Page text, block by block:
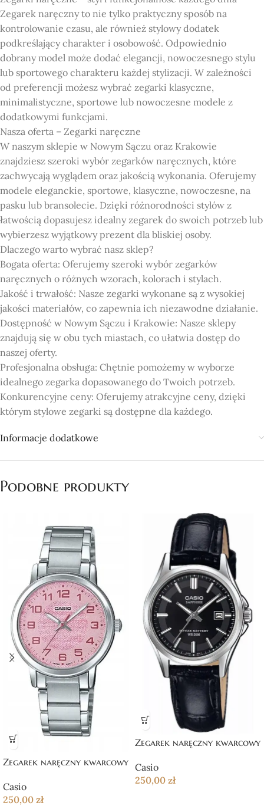
Zegarek naręczny to nie tylko praktyczny sposób na
kontrolowanie czasu, ale również stylowy dodatek
podkreślający charakter i osobowość. Odpowiednio
dobrany model może dodać elegancji, nowoczesnego stylu
lub sportowego charakteru każdej stylizacji. W zależności
od preferencji możesz wybrać zegarki klasyczne,
minimalistyczne, sportowe lub nowoczesne modele z
dodatkowymi funkcjami.
Nasza oferta – Zegarki naręczne
W naszym sklepie w Nowym Sączu oraz Krakowie
znajdziesz szeroki wybór zegarków naręcznych, które
zachwycają wyglądem oraz jakością wykonania. Oferujemy
modele eleganckie, sportowe, klasyczne, nowoczesne, na
pasku lub bransolecie. Dzięki różnorodności stylów z
łatwością dopasujesz idealny zegarek do swoich potrzeb lub
wybierzesz wyjątkowy prezent dla bliskiej osoby.
Dlaczego warto wybrać nasz sklep?
Bogata oferta: Oferujemy szeroki wybór zegarków
naręcznych o różnych wzorach, kolorach i stylach.
Jakość i trwałość: Nasze zegarki wykonane są z wysokiej
jakości materiałów, co zapewnia ich niezawodne działanie.
Dostępność w Nowym Sączu i Krakowie: Nasze sklepy
znajdują się w obu tych miastach, co ułatwia dostęp do
naszej oferty.
Profesjonalna obsługa: Chętnie pomożemy w wyborze
idealnego zegarka dopasowanego do Twoich potrzeb.
Konkurencyjne ceny: Oferujemy atrakcyjne ceny, dzięki
którym stylowe zegarki są dostępne dla każdego.
Informacje dodatkowe
Podobne produkty
Zegarek naręczny kwarcowy
Casio
250,00 zł
Zegarek naręczny kwarcowy
Casio
250,00 zł